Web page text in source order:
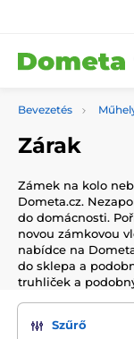
Bevezetés
Zárak
Zámek na kolo
Dometa.cz.
do domácnosti.
novou zámkovou
nabídce na
do sklepa a
truhliček a
Szűrő